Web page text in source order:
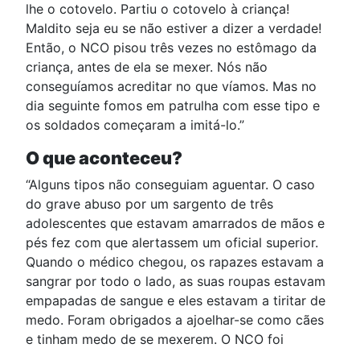
lhe o cotovelo. Partiu o cotovelo à criança!
Maldito seja eu se não estiver a dizer a verdade!
Então, o NCO pisou três vezes no estômago da
criança, antes de ela se mexer. Nós não
conseguíamos acreditar no que víamos. Mas no
dia seguinte fomos em patrulha com esse tipo e
os soldados começaram a imitá-lo.”
O que aconteceu?
“Alguns tipos não conseguiam aguentar. O caso
do grave abuso por um sargento de três
adolescentes que estavam amarrados de mãos e
pés fez com que alertassem um oficial superior.
Quando o médico chegou, os rapazes estavam a
sangrar por todo o lado, as suas roupas estavam
empapadas de sangue e eles estavam a tiritar de
medo. Foram obrigados a ajoelhar-se como cães
e tinham medo de se mexerem. O NCO foi